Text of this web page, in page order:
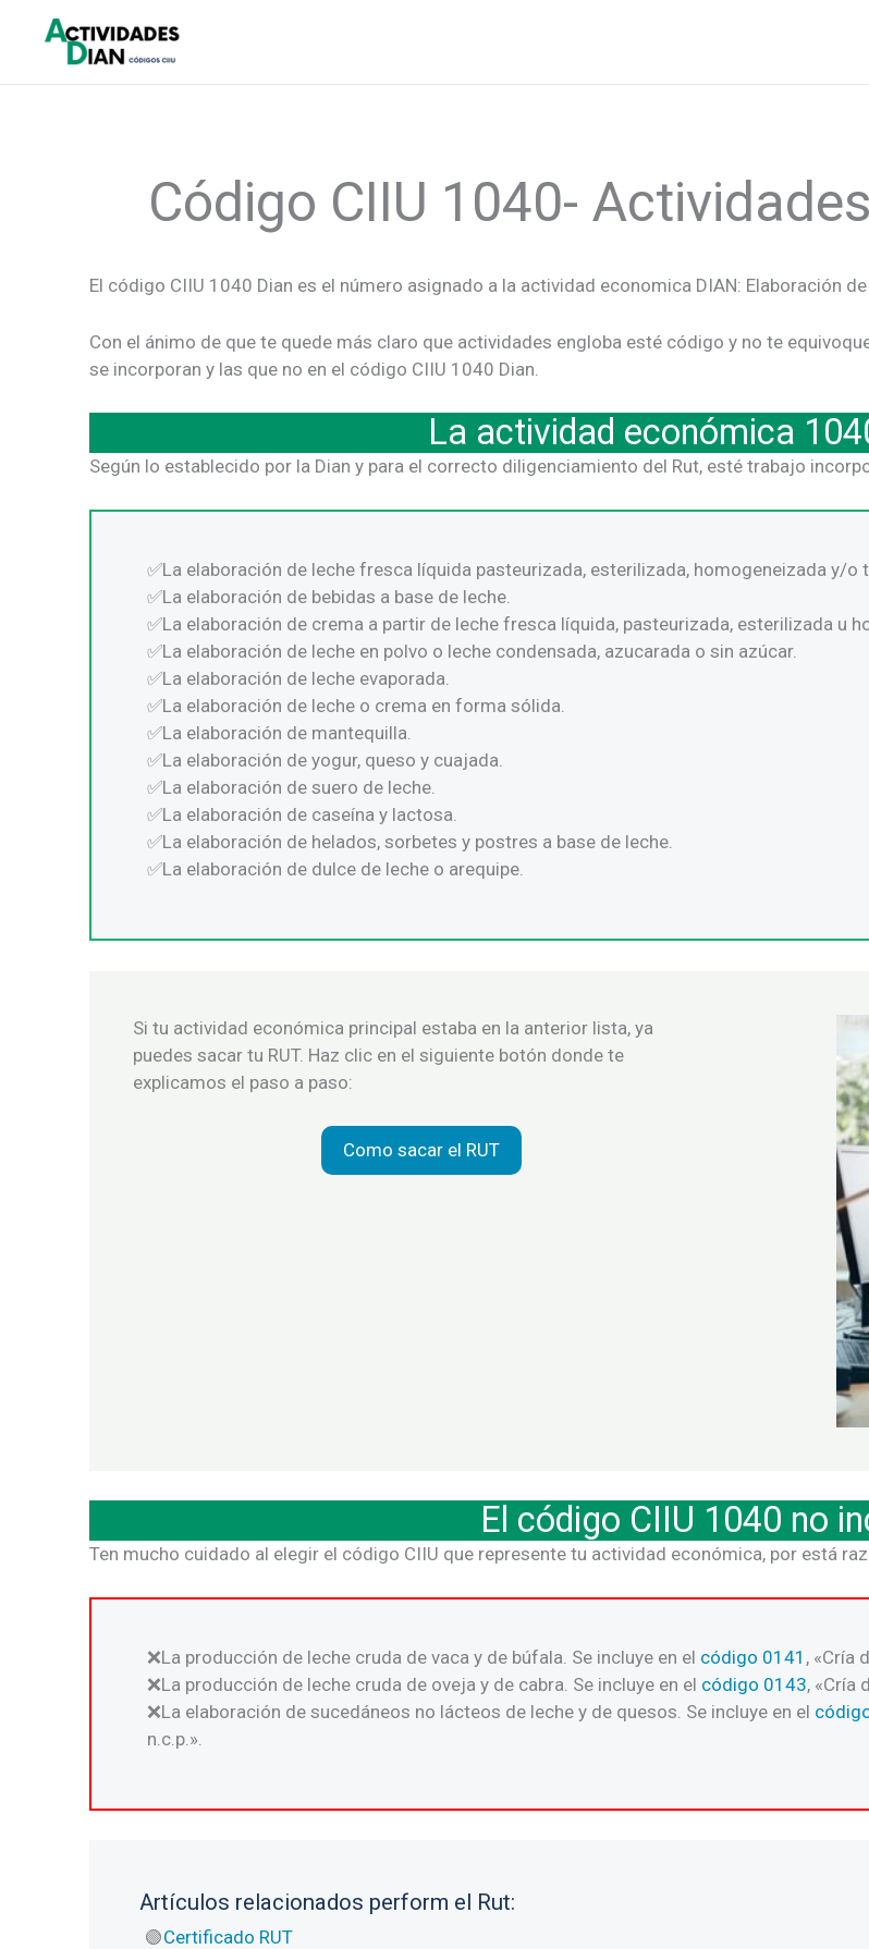
contenido
Código CIIU 1040-
El código CIIU 1040 Dian es el número asignado a la actividad economica DIAN: Elaboración
Con el ánimo de que te quede más claro que actividades engloba esté código y no te
se incorporan y las que no en el código CIIU 1040 Dian.
La actividad económica
Según lo establecido por la Dian y para el correcto diligenciamiento del Rut, esté trabajo
La elaboración de leche fresca líquida pasteurizada, esterilizada, homogeneizada y/o
La elaboración de bebidas a base de leche.
La elaboración de crema a partir de leche fresca líquida, pasteurizada, esterilizada u
La elaboración de leche en polvo o leche condensada, azucarada o sin azúcar.
La elaboración de leche evaporada.
La elaboración de leche o crema en forma sólida.
La elaboración de mantequilla.
La elaboración de yogur, queso y cuajada.
La elaboración de suero de leche.
La elaboración de caseína y lactosa.
La elaboración de helados, sorbetes y postres a base de leche.
La elaboración de dulce de leche o arequipe.
Si tu actividad económica principal estaba en la anterior lista, ya
puedes sacar tu RUT. Haz clic en el siguiente botón donde te
explicamos el paso a paso:
Como sacar el RUT
El código CIIU 1040 no
Ten mucho cuidado al elegir el código CIIU que represente tu actividad económica, por está
La producción de leche cruda de vaca y de búfala. Se incluye en el código 0141 , «Cría
La producción de leche cruda de oveja y de cabra. Se incluye en el código 0143, «Cría
La elaboración de sucedáneos no lácteos de leche y de quesos. Se incluye en el
n.c.p.».
Artículos relacionados perform el Rut:
Certificado RUT